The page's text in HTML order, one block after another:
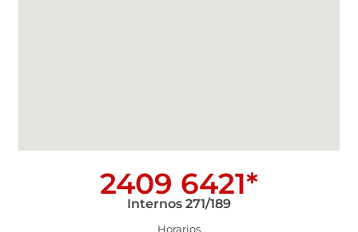
2409 6421*
Internos 271/189
Horarios